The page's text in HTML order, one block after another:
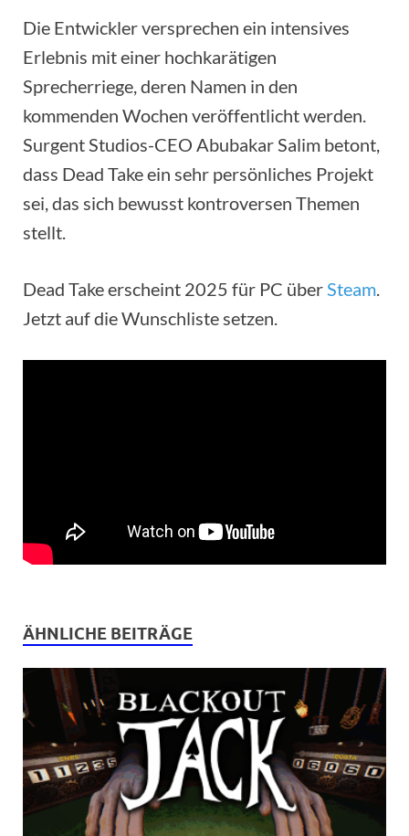
Die Entwickler versprechen ein intensives
Erlebnis mit einer hochkarätigen
Sprecherriege, deren Namen in den
kommenden Wochen veröffentlicht werden.
Surgent Studios-CEO Abubakar Salim betont,
dass Dead Take ein sehr persönliches Projekt
sei, das sich bewusst kontroversen Themen
stellt.
Dead Take erscheint 2025 für PC überSteam.
Jetzt auf die Wunschliste setzen.
ÄHNLICHE BEITRÄGE